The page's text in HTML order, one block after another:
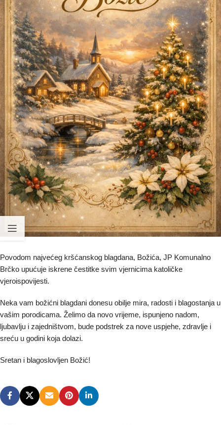
Povodom najvećeg kršćanskog blagdana, Božića, JP Komunalno
Brčko upućuje iskrene čestitke svim vjernicima katoličke
vjeroispovijesti.
Neka vam božićni blagdani donesu obilje mira, radosti i blagostanja u
vašim porodicama. Želimo da novo vrijeme, ispunjeno nadom,
ljubavlju i zajedništvom, bude podstrek za nove uspjehe, zdravlje i
sreću u godini koja dolazi.
Sretan i blagoslovljen Božić!